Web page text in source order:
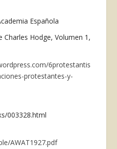
Española
Charles Hodge, Volumen 1,
6protestantis
protestantes-y-
003328.html
AWAT1927.pdf